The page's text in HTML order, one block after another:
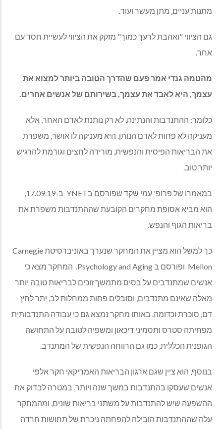
מתנות עניים, מתן מעשר ועוד.
גם הציווי "ואהבת לרעך כמוך" מזקק את הציווי לעשיית חסד עם
אחר.
מהטמה גנדי אמר פעם שהדרך הטובה ביותר למצוא את
עצמך, היא לאבד את עצמך, בשירותם של אנשים אחרים.
כלומר: ההתנדבות והנתינה, לא רק נותנת לאדם האחר, אלא
מעניקה לא פחות לאדם הנותן. היא מעניקה לו אושר, משפרת
את הבריאות הפיסית והנפשית, מורידה לחצים וגורמת להרגיש
יותר טוב.
במאמרו של פרופ' עמי שקד שפורסם בYNET ב-17.09.19,
הוא מביא אסופת מחקרים הקובעת שההתנדבות משפרת את
בריאות הגוף והנפש.
כך למשל הוא מציין את המחקר שנערך באוניברסיטת Carnegie
Mellon ופורסם ב Psychology and Aging. המחקר מצא כי
אנשים שמתנדבים על בסיס מתמשך זוכים לבריאות טובה יותר
מאלה שאינם מתנדבים, וסובלים פחות ממחלות לב, יתר לחץ
דם, סוכרת וכדומה. באותו מחקר נמצא גם כי עבודה התנדבותית
מפחיתה סטרס ותסמיני דיכאון ומשפיה לטובה על התחושה
הגופנית הכללית, כמו גם הרווחה הנפשית של המתנדב.
בנוסף, הוא ציין שגם ארגון הבריאות האמריקאי חקר אלפי
אנשים שעסקו בהתנדבות במשך שנה ויותר, במטרה לבדוק את
ההשפעה שיש להתנדבות על משתני בריאות שונים, ומהמחקר
עלה שההתנדבות הובילה להפחתה ניכרת של תחושות חרדה